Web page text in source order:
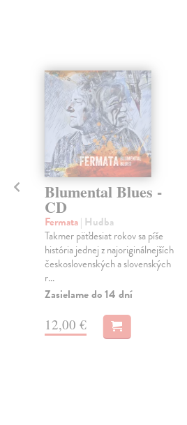
Blumental Blues -
CD
Fermata| Hudba
Takmer päťdesiat rokov sa píše
história jednej z najoriginálnejších
československých a slovenských
r...
Zasielame do 14 dní
12,00 €